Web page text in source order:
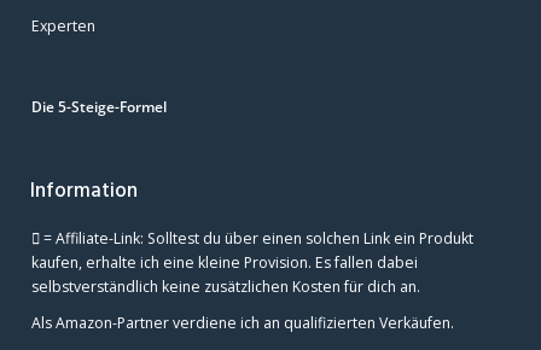
Experten
Die 5-Steige-Formel
Information
= Affiliate-Link: Solltest du über einen solchen Link ein Produkt
kaufen, erhalte ich eine kleine Provision. Es fallen dabei
selbstverständlich keine zusätzlichen Kosten für dich an.
Als Amazon-Partner verdiene ich an qualifizierten Verkäufen.